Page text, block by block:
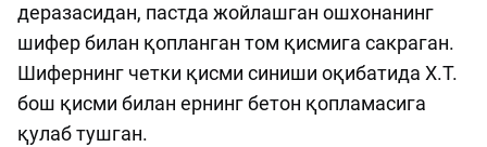
деразасидан, пастда жойлашган ошхонанинг
шифер билан қопланган том қисмига сакраган.
Шифернинг четки қисми синиши оқибатида Х.Т.
бош қисми билан ернинг бетон қопламасига
қулаб тушган.